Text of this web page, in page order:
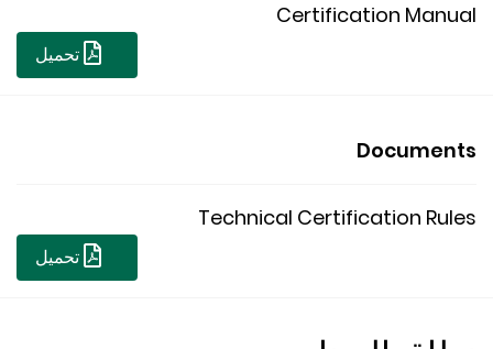
Certification
تحميل
Technical Certification
تحميل